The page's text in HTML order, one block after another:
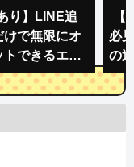
り】LINE追
けで無限にオ
トできるエロ
ちらｗｗｗ
必
の